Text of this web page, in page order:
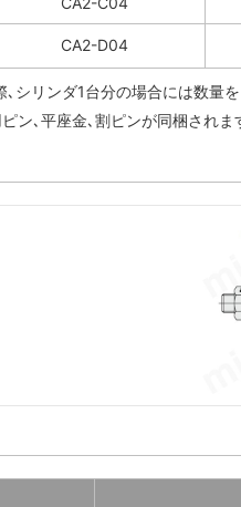
CA2-D04
シリンダ1台分の場合には数量
ン､平座金､割ピンが同梱されま